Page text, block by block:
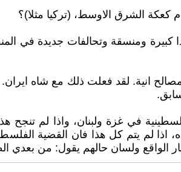
الشرق الاوسط، (تركيا مثلا)؟
كبيرة ومنسقة وتحالفات جديدة في
مصالح انية. لقد فعلت ذلك مع شاه
في غزة ولبنان، واذا لم تنجح
اذا لم يتم كل هذا فان القضية
الواقع ولسان حالهم يقول: من بعدي